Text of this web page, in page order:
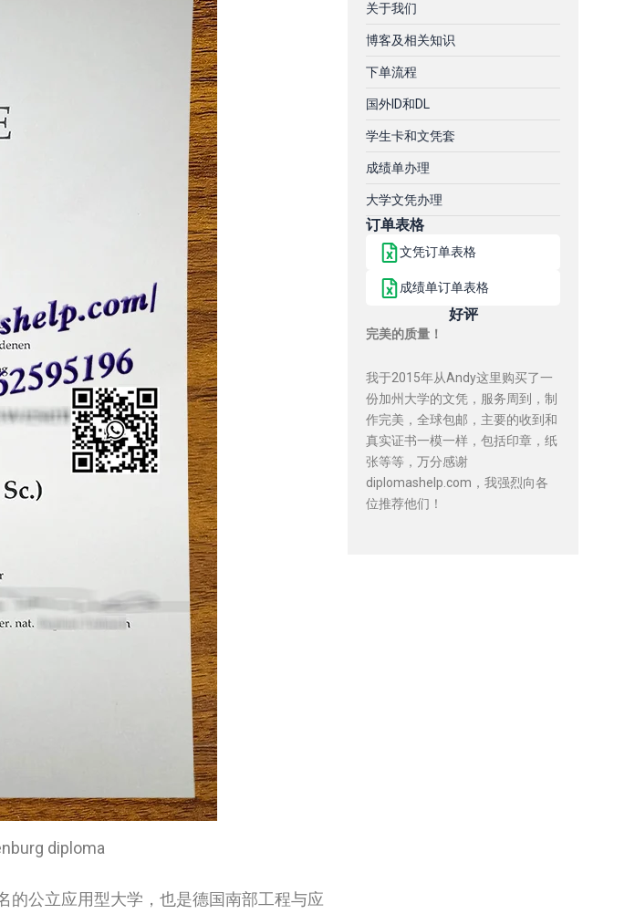
diploma
的公立应用型大学，也是德国南部工程与应
关于我们
博客及相关知识
下单流程
国外ID和DL
学生卡和文凭套
成绩单办理
大学文凭办理
订单表格
文凭订单表格
成绩单订单表格
好评
完美的质量！
我于2015年从Andy这里购买了一
份加州大学的文凭，服务周到，制
作完美，全球包邮，主要的收到和
真实证书一模一样，包括印章，纸
张等等，万分感谢
diplomashelp.com，我强烈向各
位推荐他们！